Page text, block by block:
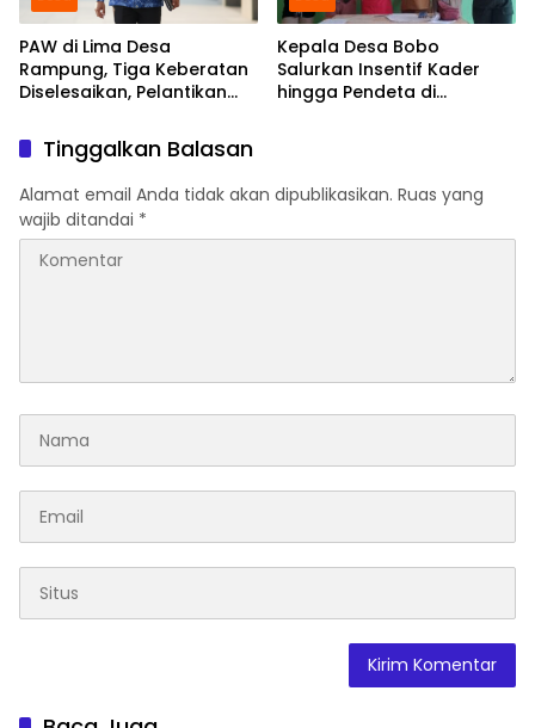
PAW di Lima Desa
Rampung, Tiga Keberatan
Diselesaikan, Pelantikan
Kepala Desa Bobo
Salurkan Insentif Kader
hingga Pendeta di
Tinggalkan Balasan
Alamat email Anda tidak akan dipublikasikan. Ruas yang
wajib ditandai *